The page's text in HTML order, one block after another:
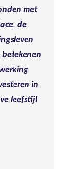
met
de
in
leefstijl